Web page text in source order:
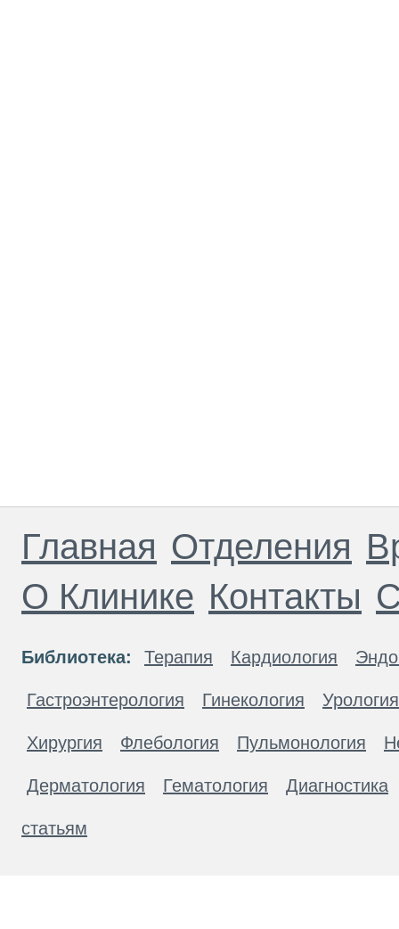
Главная Отделения
О Клинике Контакты
Библиотека: Терапия Кардиология
Гастроэнтерология Гинекология Урология
Хирургия Флебология Пульмонология
Дерматология Гематология Диагностика
статьям